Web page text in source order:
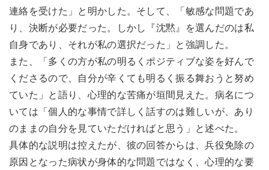
連絡を受けた」と明かした。そして、「敏感な問題であ
り、決断が必要だった。しかし『沈黙』を選んだのは私
自身であり、それが私の選択だった」と強調した。
また、「多くの方が私の明るくポジティブな姿を好んで
くださるので、自分が辛くても明るく振る舞おうと努め
ていた」と語り、心理的な苦痛が垣間見えた。病名につ
いては「個人的な事情で詳しく話すのは難しいが、あり
のままの自分を見ていただければと思う」と述べた。
具体的な説明は控えたが、彼の回答からは、兵役免除の
原因となった病状が身体的な問題ではなく、心理的な要